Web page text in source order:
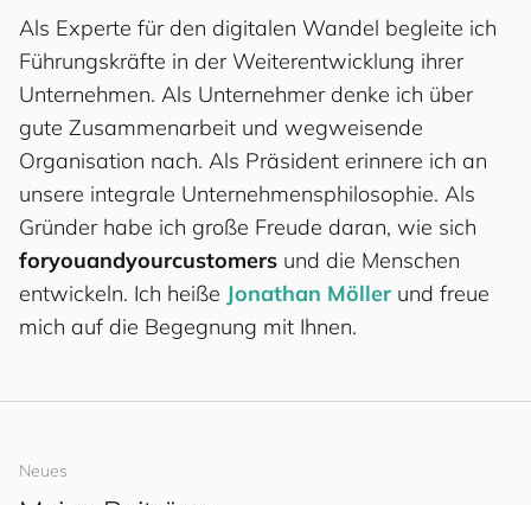
Als Experte für den digitalen Wandel begleite ich
Führungskräfte in der Weiterentwicklung ihrer
Unternehmen. Als Unternehmer denke ich über
gute Zusammenarbeit und wegweisende
Organisation nach. Als Präsident erinnere ich an
unsere integrale Unternehmensphilosophie. Als
Gründer habe ich große Freude daran, wie sich
foryouandyourcustomers und die Menschen
entwickeln. Ich heiße Jonathan Möller und freue
mich auf die Begegnung mit Ihnen.
Neues